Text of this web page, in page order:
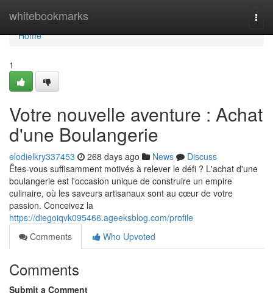
whitebookmarks
Home
Home
1
Votre nouvelle aventure : Achat
d'une Boulangerie
elodielkry337453 268 days ago News
Discuss
Êtes-vous suffisamment motivés à relever le défi ? L'achat d'une
boulangerie est l'occasion unique de construire un empire
culinaire, où les saveurs artisanaux sont au cœur de votre
passion. Conceivez la
https://diegoiqvk095466.ageeksblog.com/profile
Comments
Who Upvoted
Comments
Submit a Comment